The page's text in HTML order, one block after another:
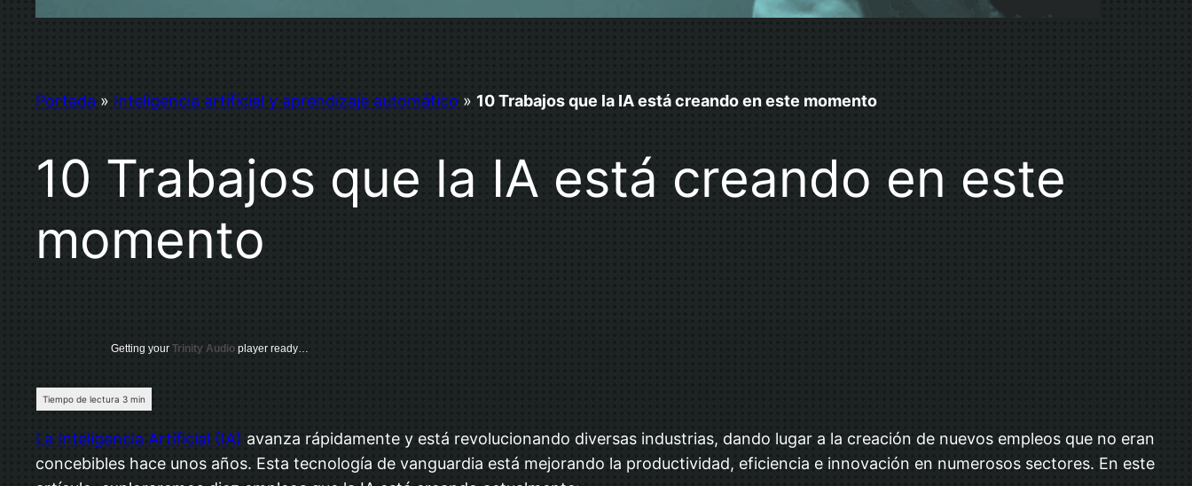
Portada » Inteligencia artificial y aprendizaje automático » 10 Trabajos que la IA está creando en este momento
10 Trabajos que la IA está creando en este
momento
Getting your Trinity Audio player ready…
La Inteligencia Artificial (IA) avanza rápidamente y está revolucionando diversas industrias, dando lugar a la creación de nuevos empleos que no eran
concebibles hace unos años. Esta tecnología de vanguardia está mejorando la productividad, eficiencia e innovación en numerosos sectores. En este